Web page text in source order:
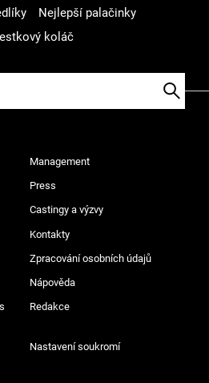
Nejlepší palačinky
koláč
Management
Press
Castingy a výzvy
Kontakty
Zpracování osobních údajů
Nápověda
Redakce
Nastavení soukromí